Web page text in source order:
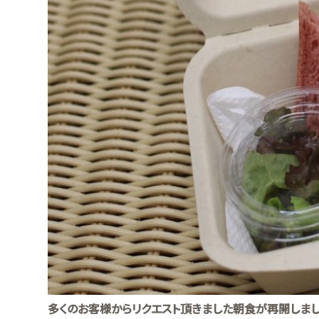
多くのお客様からリクエスト頂きました朝食が再開しま